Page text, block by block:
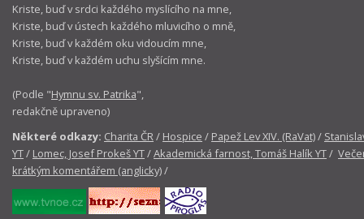
Kriste, buď v srdci každého myslícího na mne,
Kriste, buď v ústech každého mluvicího o mně,
Kriste, buď v každém oku vidoucím mne,
Kriste, buď v každém uchu slyšícím mne.
(Podle "Hymnu sv. Patrika",
redakčně upraveno)
Některé odkazy: Charita ČR/ Hospice / Papež Lev XIV. (RaVat)/
YT/ Lomec, Josef Prokeš YT/Akademická farnost, Tomáš Halík YT/
krátkým komentářem (anglicky)/